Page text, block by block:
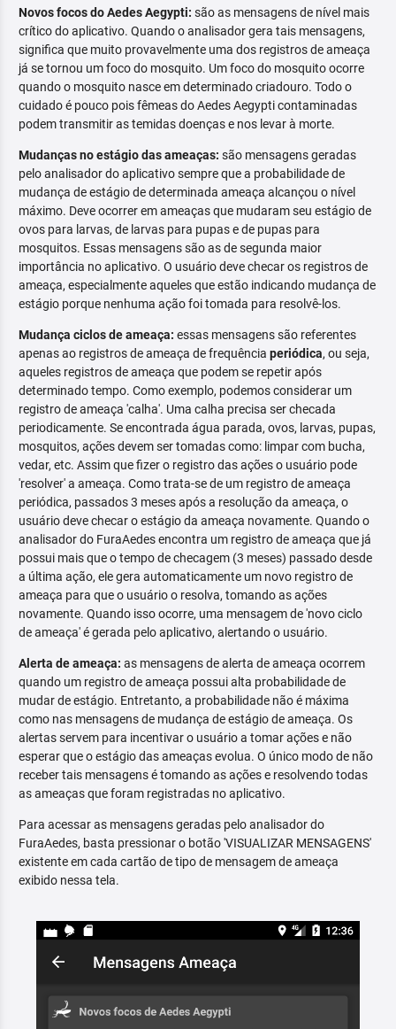
Novos focos do Aedes Aegypti: são as mensagens de nível mais
crítico do aplicativo. Quando o analisador gera tais mensagens,
significa que muito provavelmente uma dos registros de ameaça
já se tornou um foco do mosquito. Um foco do mosquito ocorre
quando o mosquito nasce em determinado criadouro. Todo o
cuidado é pouco pois fêmeas do Aedes Aegypti contaminadas
podem transmitir as temidas doenças e nos levar à morte.
Mudanças no estágio das ameaças: são mensagens geradas
pelo analisador do aplicativo sempre que a probabilidade de
mudança de estágio de determinada ameaça alcançou o nível
máximo. Deve ocorrer em ameaças que mudaram seu estágio de
ovos para larvas, de larvas para pupas e de pupas para
mosquitos. Essas mensagens são as de segunda maior
importância no aplicativo. O usuário deve checar os registros de
ameaça, especialmente aqueles que estão indicando mudança de
estágio porque nenhuma ação foi tomada para resolvê-los.
Mudança ciclos de ameaça: essas mensagens são referentes
apenas ao registros de ameaça de frequência periódica, ou seja,
aqueles registros de ameaça que podem se repetir após
determinado tempo. Como exemplo, podemos considerar um
registro de ameaça 'calha'. Uma calha precisa ser checada
periodicamente. Se encontrada água parada, ovos, larvas, pupas,
mosquitos, ações devem ser tomadas como: limpar com bucha,
vedar, etc. Assim que fizer o registro das ações o usuário pode
'resolver' a ameaça. Como trata-se de um registro de ameaça
periódica, passados 3 meses após a resolução da ameaça, o
usuário deve checar o estágio da ameaça novamente. Quando o
analisador do FuraAedes encontra um registro de ameaça que já
possui mais que o tempo de checagem (3 meses) passado desde
a última ação, ele gera automaticamente um novo registro de
ameaça para que o usuário o resolva, tomando as ações
novamente. Quando isso ocorre, uma mensagem de 'novo ciclo
de ameaça' é gerada pelo aplicativo, alertando o usuário.
Alerta de ameaça: as mensagens de alerta de ameaça ocorrem
quando um registro de ameaça possui alta probabilidade de
mudar de estágio. Entretanto, a probabilidade não é máxima
como nas mensagens de mudança de estágio de ameaça. Os
alertas servem para incentivar o usuário a tomar ações e não
esperar que o estágio das ameaças evolua. O único modo de não
receber tais mensagens é tomando as ações e resolvendo todas
as ameaças que foram registradas no aplicativo.
Para acessar as mensagens geradas pelo analisador do
FuraAedes, basta pressionar o botão 'VISUALIZAR MENSAGENS'
existente em cada cartão de tipo de mensagem de ameaça
exibido nessa tela.